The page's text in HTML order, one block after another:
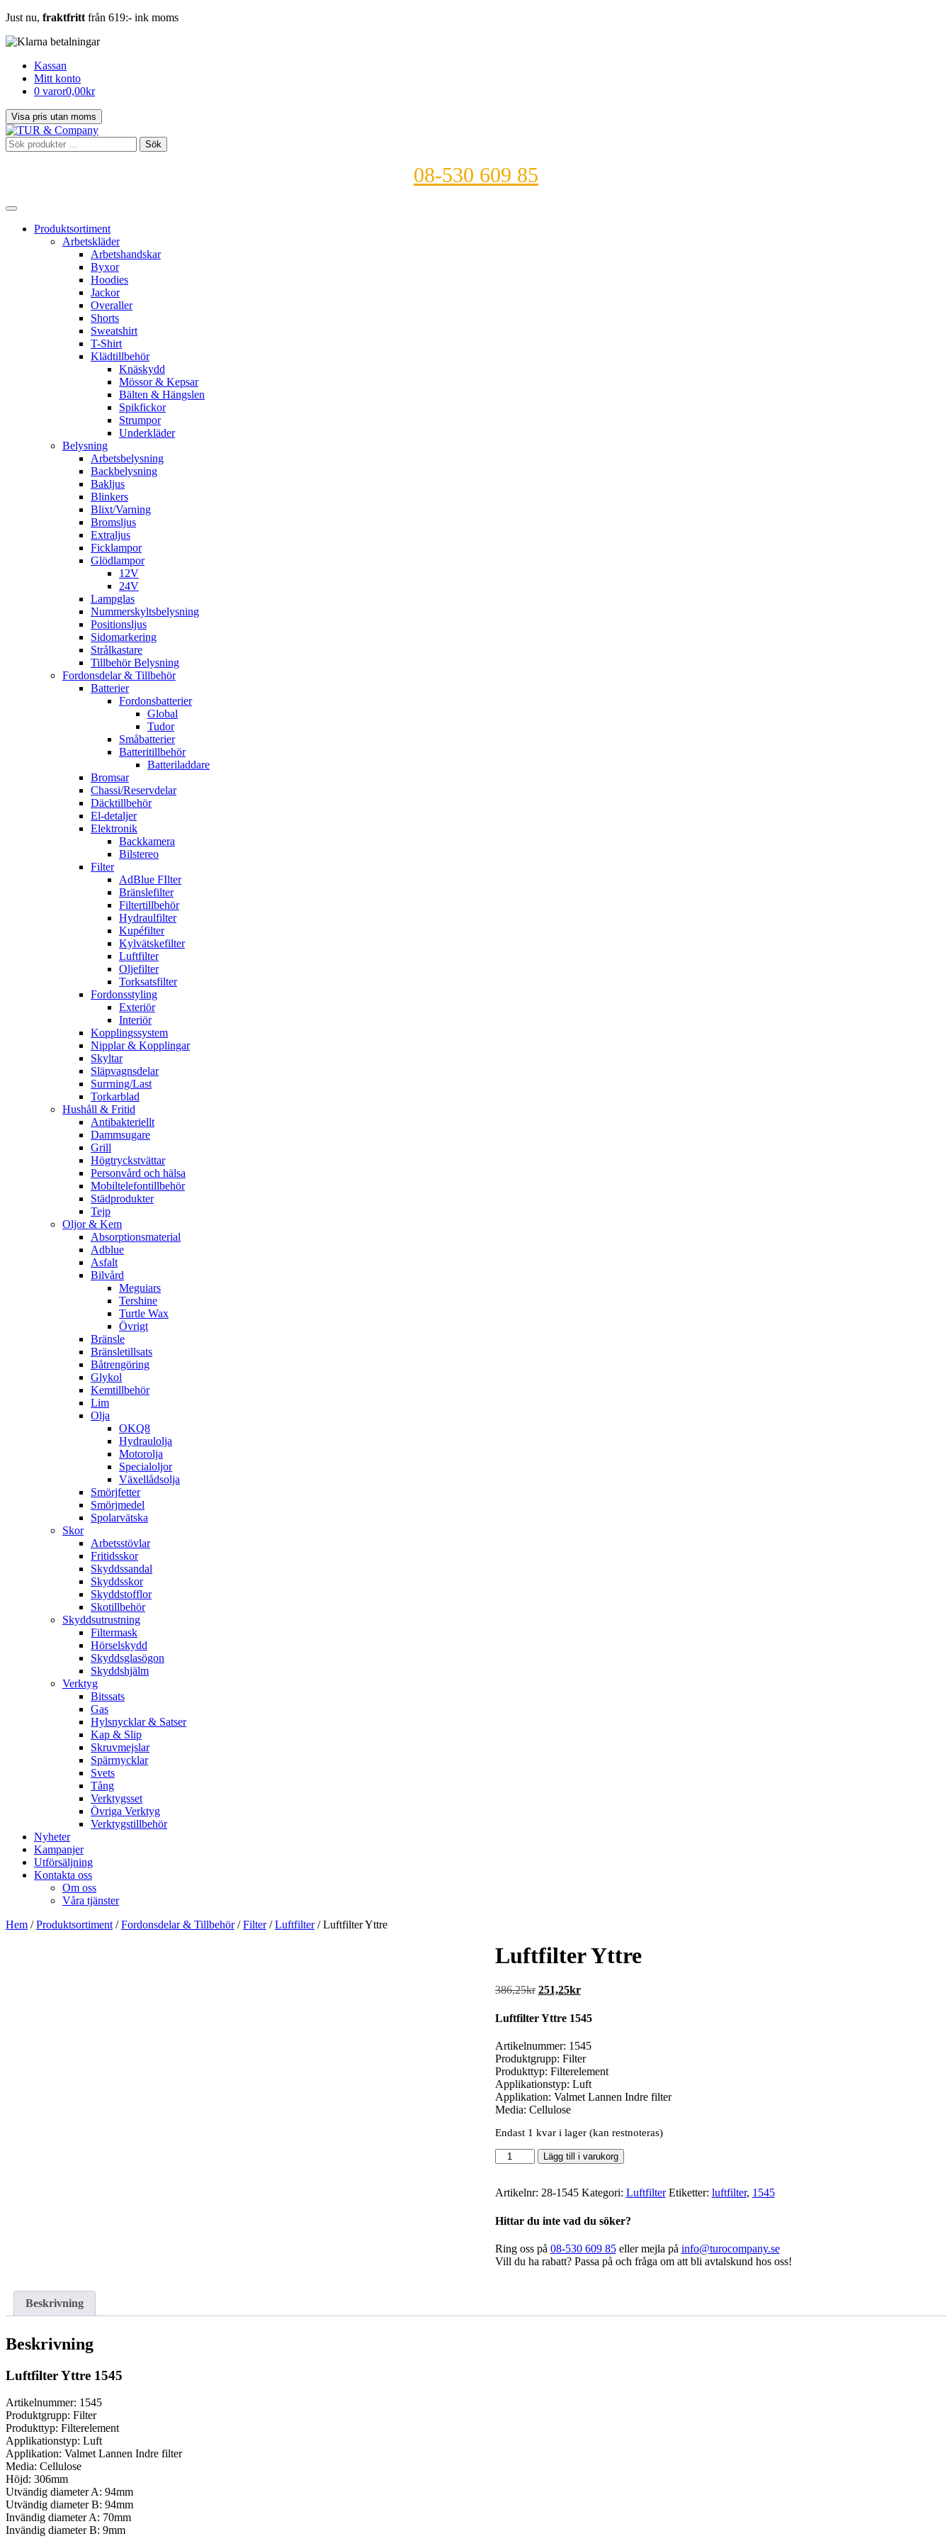
Just nu, fraktfritt från 619:- ink moms
Kassan
Mitt konto
0 varor0,00kr
Sök
efter:
Sök
08-530 609 85
Produktsortiment
Arbetskläder
Arbetshandskar
Byxor
Hoodies
Jackor
Overaller
Shorts
Sweatshirt
T-Shirt
Klädtillbehör
Knäskydd
Mössor & Kepsar
Bälten & Hängslen
Spikfickor
Strumpor
Underkläder
Belysning
Arbetsbelysning
Backbelysning
Bakljus
Blinkers
Blixt/Varning
Bromsljus
Extraljus
Ficklampor
Glödlampor
12V
24V
Lampglas
Nummerskyltsbelysning
Positionsljus
Sidomarkering
Strålkastare
Tillbehör Belysning
Fordonsdelar & Tillbehör
Batterier
Fordonsbatterier
Global
Tudor
Småbatterier
Batteritillbehör
Batteriladdare
Bromsar
Chassi/Reservdelar
Däcktillbehör
El-detaljer
Elektronik
Backkamera
Bilstereo
Filter
AdBlue FIlter
Bränslefilter
Filtertillbehör
Hydraulfilter
Kupéfilter
Kylvätskefilter
Luftfilter
Oljefilter
Torksatsfilter
Fordonsstyling
Exteriör
Interiör
Kopplingssystem
Nipplar & Kopplingar
Skyltar
Släpvagnsdelar
Surrning/Last
Torkarblad
Hushåll & Fritid
Antibakteriellt​
Dammsugare
Grill
Högtryckstvättar
Personvård och hälsa
Mobiltelefontillbehör
Städprodukter
Tejp
Oljor & Kem
Absorptionsmaterial
Adblue
Asfalt
Bilvård
Meguiars
Tershine
Turtle Wax
Övrigt
Bränsle
Bränsletillsats
Båtrengöring
Glykol
Kemtillbehör
Lim
Olja
OKQ8
Hydraulolja
Motorolja
Specialoljor
Växellådsolja
Smörjfetter
Smörjmedel
Spolarvätska
Skor
Arbetsstövlar
Fritidsskor
Skyddssandal
Skyddsskor
Skyddstofflor
Skotillbehör
Skyddsutrustning
Filtermask
Hörselskydd
Skyddsglasögon
Skyddshjälm
Verktyg
Bitssats
Gas
Hylsnycklar & Satser
Kap & Slip
Skruvmejslar
Spärrnycklar
Svets
Tång
Verktygsset
Övriga Verktyg
Verktygstillbehör
Nyheter
Kampanjer
Utförsäljning
Kontakta oss
Om oss
Våra tjänster
Hem /Produktsortiment /Fordonsdelar & Tillbehör/Filter/Luftfilter/ Luftfilter Yttre
Luftfilter Yttre
386,25kr Det
priset
386,25kr.
251,25krDet
priset
251,25kr.
Luftfilter Yttre 1545
Artikelnummer: 1545
Produktgrupp: Filter
Produkttyp: Filterelement
Applikationstyp: Luft
Applikation: Valmet Lannen Indre filter
Media: Cellulose
Endast 1 kvar i lager (kan restnoteras)
Luftfilter
Yttre
Lägg till i varukorg
Artikelnr: 28-1545 Kategori: Luftfilter Etiketter: luftfilter, 1545
Hittar du inte vad du söker?
Ring oss på 08-530 609 85eller mejla på info@turocompany.se
Vill du ha rabatt? Passa på och fråga om att bli avtalskund hos oss!
Beskrivning
Beskrivning
Luftfilter Yttre 1545
Artikelnummer: 1545
Produktgrupp: Filter
Produkttyp: Filterelement
Applikationstyp: Luft
Applikation: Valmet Lannen Indre filter
Media: Cellulose
Höjd: 306mm
Utvändig diameter A: 94mm
Utvändig diameter B: 94mm
Invändig diameter A: 70mm
Invändig diameter B: 9mm